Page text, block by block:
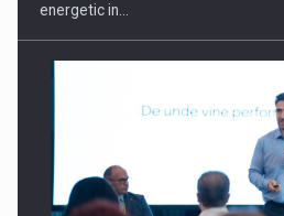
energetic in…